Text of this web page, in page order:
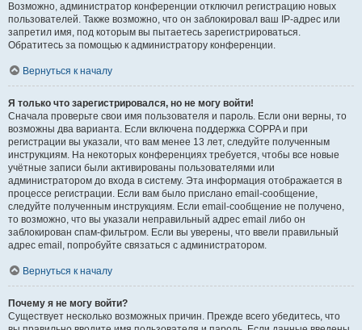
Возможно, администратор конференции отключил регистрацию новых
пользователей. Также возможно, что он заблокировал ваш IP-адрес или
запретил имя, под которым вы пытаетесь зарегистрироваться.
Обратитесь за помощью к администратору конференции.
Вернуться к началу
Я только что зарегистрировался, но не могу войти!
Сначала проверьте свои имя пользователя и пароль. Если они верны, то
возможны два варианта. Если включена поддержка COPPA и при
регистрации вы указали, что вам менее 13 лет, следуйте полученным
инструкциям. На некоторых конференциях требуется, чтобы все новые
учётные записи были активированы пользователями или
администратором до входа в систему. Эта информация отображается в
процессе регистрации. Если вам было прислано email-сообщение,
следуйте полученным инструкциям. Если email-сообщение не получено,
то возможно, что вы указали неправильный адрес email либо он
заблокирован спам-фильтром. Если вы уверены, что ввели правильный
адрес email, попробуйте связаться с администратором.
Вернуться к началу
Почему я не могу войти?
Существует несколько возможных причин. Прежде всего убедитесь, что